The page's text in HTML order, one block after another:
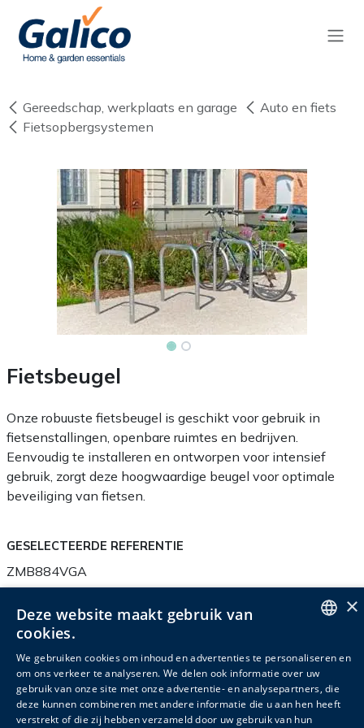
Overslaan naar inhoud
Gereedschap, werkplaats en garage
Auto en fiets
Fietsopbergsystemen
Fietsbeugel
Onze robuuste fietsbeugel is geschikt voor gebruik in
fietsenstallingen, openbare ruimtes en bedrijven.
Eenvoudig te installeren en ontworpen voor intensief
gebruik, zorgt deze hoogwaardige beugel voor optimale
beveiliging van fietsen.
GESELECTEERDE REFERENTIE
ZMB884VGA
Productinfo Verpakkingsinfo Accessoires
Gerelateerde producten
DUTCH
FRENCH
×
Deze website maakt gebruik van
cookies.
We gebruiken cookies om inhoud en advertenties te personaliseren en
om ons verkeer te analyseren. We delen ook informatie over uw
gebruik van onze site met onze advertentie- en analysepartners, die
deze kunnen combineren met andere informatie die u aan hen heeft
verstrekt of die zij hebben verzameld door uw gebruik van hun